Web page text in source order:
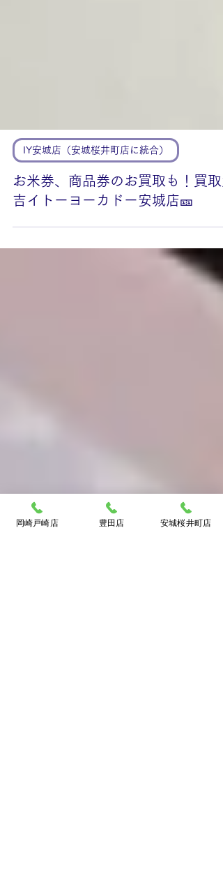
お米券、商品券のお買取も！買取
吉イトーヨーカドー安城店🎫
岡崎戸崎店 豊田店 安城桜井町店